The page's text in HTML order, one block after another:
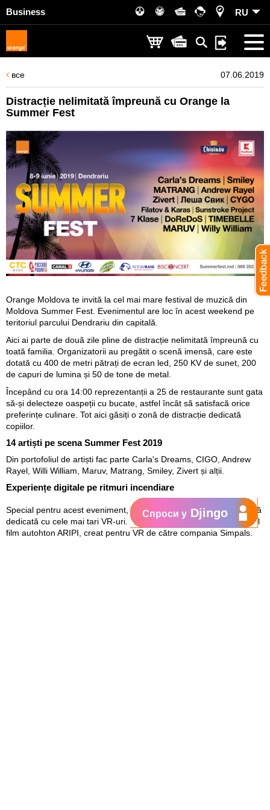
Business RU
все 07.06.2019
Distracție nelimitată împreună cu Orange la
Summer Fest
Orange Moldova te invită la cel mai mare festival de muzică din
Moldova Summer Fest. Evenimentul are loc în acest weekend pe
teritoriul parcului Dendrariu din capitală.
Aici ai parte de două zile pline de distracție nelimitată împreună cu
toată familia. Organizatorii au pregătit o scenă imensă, care este
dotată cu 400 de metri pătrați de ecran led, 250 KV de sunet, 200
de capuri de lumina și 50 de tone de metal.
Începând cu ora 14:00 reprezentanții a 25 de restaurante sunt gata
să-și delecteze oaspeții cu bucate, astfel încât să satisfacă orice
preferințe culinare. Tot aici găsiți o zonă de distracție dedicată
copiilor.
14 artiști pe scena Summer Fest 2019
Din portofoliul de artiști fac parte Carla's Dreams, CIGO, Andrew
Rayel, Willi William, Maruv, Matrang, Smiley, Zivert și alții.
Experiențe digitale pe ritmuri incendiare
Special pentru acest eveniment, Orange Moldova a pregătit o zonă
dedicată cu cele mai tari VR-uri. Tot aici - gratuit poți să vezi primul
film autohton ARIPI, creat pentru VR de către compania Simpals.
Спроси у Djingo